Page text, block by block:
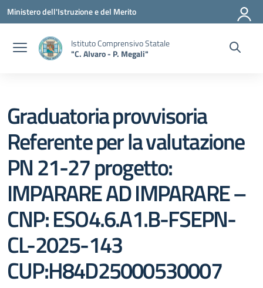
Vai ai contenuti
Vai al menu di navigazione
Vai al footer
Ministero dell'Istruzione e del Merito
Istituto Comprensivo Statale
"C. Alvaro - P. Megali"
Graduatoria provvisoria
Referente per la valutazione
PN 21-27 progetto:
IMPARARE AD IMPARARE –
CNP: ESO4.6.A1.B-FSEPN-
CL-2025-143
CUP:H84D25000530007